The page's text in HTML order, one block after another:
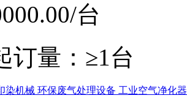
/台
订量： ≥1台
染机械 环保废气处理设备 工业空气净化